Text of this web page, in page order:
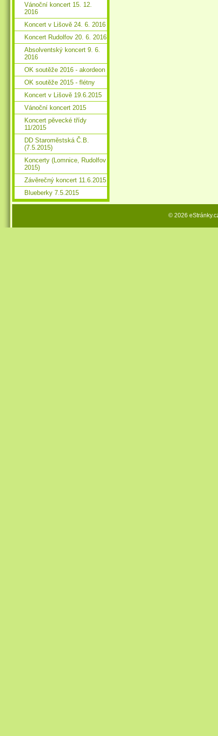
Vánoční koncert 15. 12.
2016
Koncert v Lišově 24. 6. 2016
Koncert Rudolfov 20. 6. 2016
Absolventský koncert 9. 6.
2016
OK soutěže 2016 - akordeon
OK soutěže 2015 - flétny
Koncert v Lišově 19.6.2015
Vánoční koncert 2015
Koncert pěvecké třídy
11/2015
DD Staroměstská Č.B.
(7.5.2015)
Koncerty (Lomnice, Rudolfov
2015)
Závěrečný koncert 11.6.2015
Blueberky 7.5.2015
© 2026